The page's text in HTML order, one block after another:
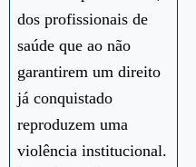
dos profissionais de
saúde que ao não
garantirem um direito
já conquistado
reproduzem uma
violência institucional.